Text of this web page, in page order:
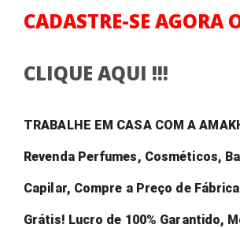
CADASTRE-SE AGORA
CLIQUE AQUI !!!
TRABALHE EM CASA COM A
Revenda Perfumes, Cosméticos,
Capilar, Compre a Preço de
Grátis! Lucro de 100% Garantido,